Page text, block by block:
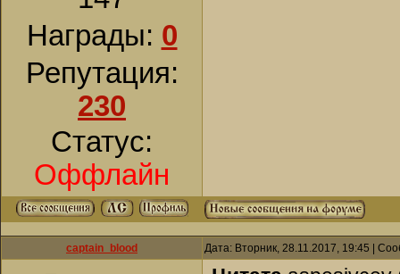
Награды: 0
Репутация:
230
Статус:
Оффлайн
captain_blood Дата: Вторник, 28.11.2017, 19:45 |